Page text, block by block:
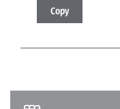
Copy